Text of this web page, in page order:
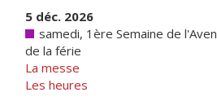
5 déc. 2026
samedi, 1ère Semaine de
de la férie
La messe
Les heures